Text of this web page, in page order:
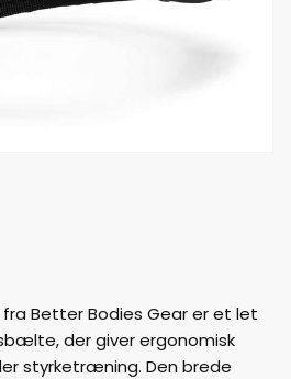
Better Bodies Gear er et let
der giver ergonomisk
styrketræning. Den brede